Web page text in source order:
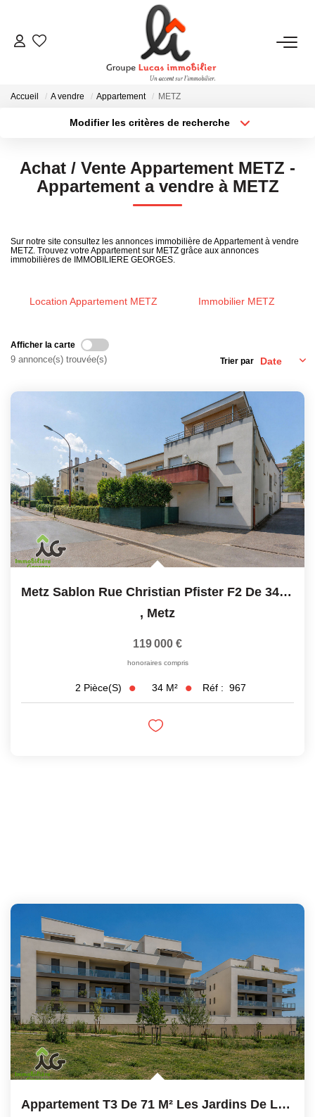
NOUS CONTACTER
ESTIMER
Accueil A vendre Appartement METZ
Modifier les critères de recherche
Sélectionnez...
Type de bien
Surface min
Créer une alerte
Achat / Vente Appartement METZ -
Appartement a vendre à METZ
Sur notre site consultez les annonces immobilière de Appartement à vendre
METZ. Trouvez votre Appartement sur METZ grâce aux annonces
immobilières de IMMOBILIERE GEORGES.
Location Appartement METZ Immobilier METZ
Afficher la carte
9 annonce(s) trouvée(s) Trier par
Metz Sablon Rue Christian Pfister F2 De 34 M² Environ Avec...
, Metz
119 000 €
honoraires compris
2 Pièce(s) 34 M² Réf : 967
Appartement T3 De 71 M² Les Jardins De La Horgne À...